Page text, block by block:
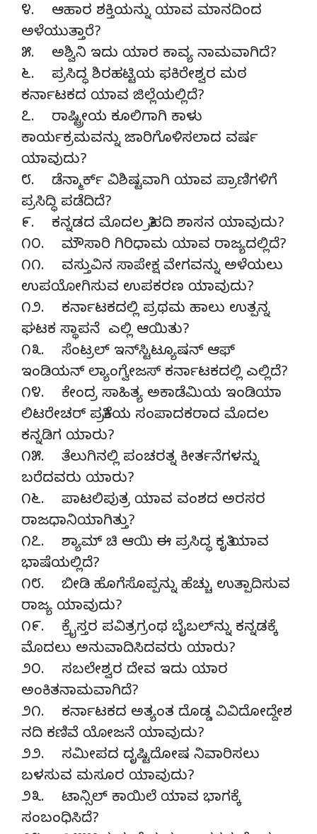
೪. ಆಹಾರ ಶಕ್ತಿಯನ್ನು ಯಾವ ಮಾನದಿಂದ
ಅಳೆಯುತ್ತಾರೆ?
೫. ಅಶ್ವಿನಿ ಇದು ಯಾರ ಕಾವ್ಯ ನಾಮವಾಗಿದೆ?
೬. ಪ್ರಸಿದ್ಧ ಶಿರಹಟ್ಟಿಯ ಫಕಿರೇಶ್ವರ ಮಠ
ಕರ್ನಾಟಕದ ಯಾವ ಜಿಲ್ಲೆಯಲ್ಲಿದೆ?
೭. ರಾಷ್ಟ್ರೀಯ ಕೂಲಿಗಾಗಿ ಕಾಳು
ಕಾರ್ಯಕ್ರಮವನ್ನು ಜಾರಿಗೊಳಿಸಲಾದ ವರ್ಷ
ಯಾವುದು?
೮. ಡೆನ್ಮಾರ್ಕ್ ವಿಶಿಷ್ಟವಾಗಿ ಯಾವ ಪ್ರಾಣಿಗಳಿಗೆ
ಪ್ರಸಿದ್ಧಿ ಪಡೆದಿದೆ?
೯. ಕನ್ನಡದ ಮೊದಲ ತ್ರಿಪದಿ ಶಾಸನ ಯಾವುದು?
೧೦. ಮೌಸಾರಿ ಗಿರಿಧಾಮ ಯಾವ ರಾಜ್ಯದಲ್ಲಿದೆ?
೧೧. ವಸ್ತುವಿನ ಸಾಪೇಕ್ಷ ವೇಗವನ್ನು ಅಳೆಯಲು
ಉಪಯೋಗಿಸುವ ಉಪಕರಣ ಯಾವುದು?
೧೨. ಕರ್ನಾಟಕದಲ್ಲಿ ಪ್ರಥಮ ಹಾಲು ಉತ್ಪನ್ನ
ಘಟಕ ಸ್ಥಾಪನೆ ಎಲ್ಲಿ ಆಯಿತು?
೧೩. ಸೆಂಟ್ರಲ್ ಇನ್‌ಸ್ಟಿಟ್ಯೂಷನ್ ಆಫ್
ಇಂಡಿಯನ್ ಲ್ಯಾಂಗ್ವೇಜಸ್ ಕರ್ನಾಟಕದಲ್ಲಿ ಎಲ್ಲಿದೆ?
೧೪. ಕೇಂದ್ರ ಸಾಹಿತ್ಯ ಅಕಾಡೆಮಿಯ ಇಂಡಿಯಾ
ಲಿಟರೇಚರ್ ಪತ್ರಿಕೆಯ ಸಂಪಾದಕರಾದ ಮೊದಲ
ಕನ್ನಡಿಗ ಯಾರು?
೧೫. ತೆಲುಗಿನಲ್ಲಿ ಪಂಚರತ್ನ ಕೀರ್ತನೆಗಳನ್ನು
ಬರೆದವರು ಯಾರು?
೧೬. ಪಾಟಲಿಪುತ್ರ ಯಾವ ವಂಶದ ಅರಸರ
ರಾಜಧಾನಿಯಾಗಿತ್ತು?
೧೭. ಶ್ಯಾಮ್ ಚಿ ಆಯಿ ಈ ಪ್ರಸಿದ್ಧ ಕೃತಿ ಯಾವ
ಭಾಷೆಯಲ್ಲಿದೆ?
೧೮. ಬೀಡಿ ಹೊಗೆಸೊಪ್ಪನ್ನು ಹೆಚ್ಚು ಉತ್ಪಾದಿಸುವ
ರಾಜ್ಯ ಯಾವುದು?
೧೯. ಕ್ರೈಸ್ತರ ಪವಿತ್ರಗ್ರಂಥ ಬೈಬಲ್‌ನ್ನು ಕನ್ನಡಕ್ಕೆ
ಮೊದಲು ಅನುವಾದಿಸಿದವರು ಯಾರು?
೨೦. ಸಬಲೇಶ್ವರ ದೇವ ಇದು ಯಾರ
ಅಂಕಿತನಾಮವಾಗಿದೆ?
೨೧. ಕರ್ನಾಟಕದ ಅತ್ಯಂತ ದೊಡ್ಡ ವಿವಿದೋದ್ದೇಶ
ನದಿ ಕಣಿವೆ ಯೋಜನೆ ಯಾವುದು?
೨೨. ಸಮೀಪದ ದೃಷ್ಟಿದೋಷ ನಿವಾರಿಸಲು
ಬಳಸುವ ಮಸೂರ ಯಾವುದು?
೨೩. ಟಾನ್ಸಿಲ್ ಕಾಯಿಲೆ ಯಾವ ಭಾಗಕ್ಕೆ
ಸಂಬಂಧಿಸಿದೆ?